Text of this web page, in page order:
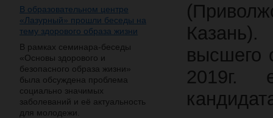
В образовательном центре
«Лазурный» прошли беседы на
тему здорового образа жизни
В рамках семинара-беседы
«Основы здорового и
безопасного образа жизни»
была обсуждена проблема
социально значимых
заболеваний и её актуальность
для молодежи.
высшего
2019г.